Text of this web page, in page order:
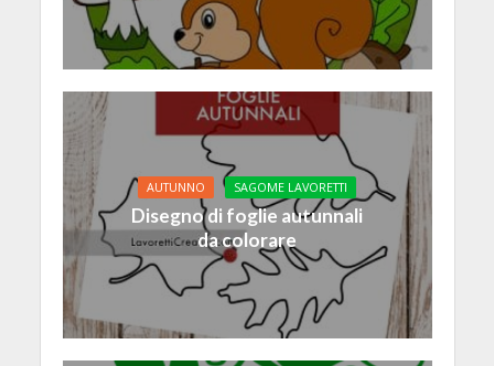
AUTUNNO SAGOME LAVORETTI
Disegno di foglie autunnali
da colorare